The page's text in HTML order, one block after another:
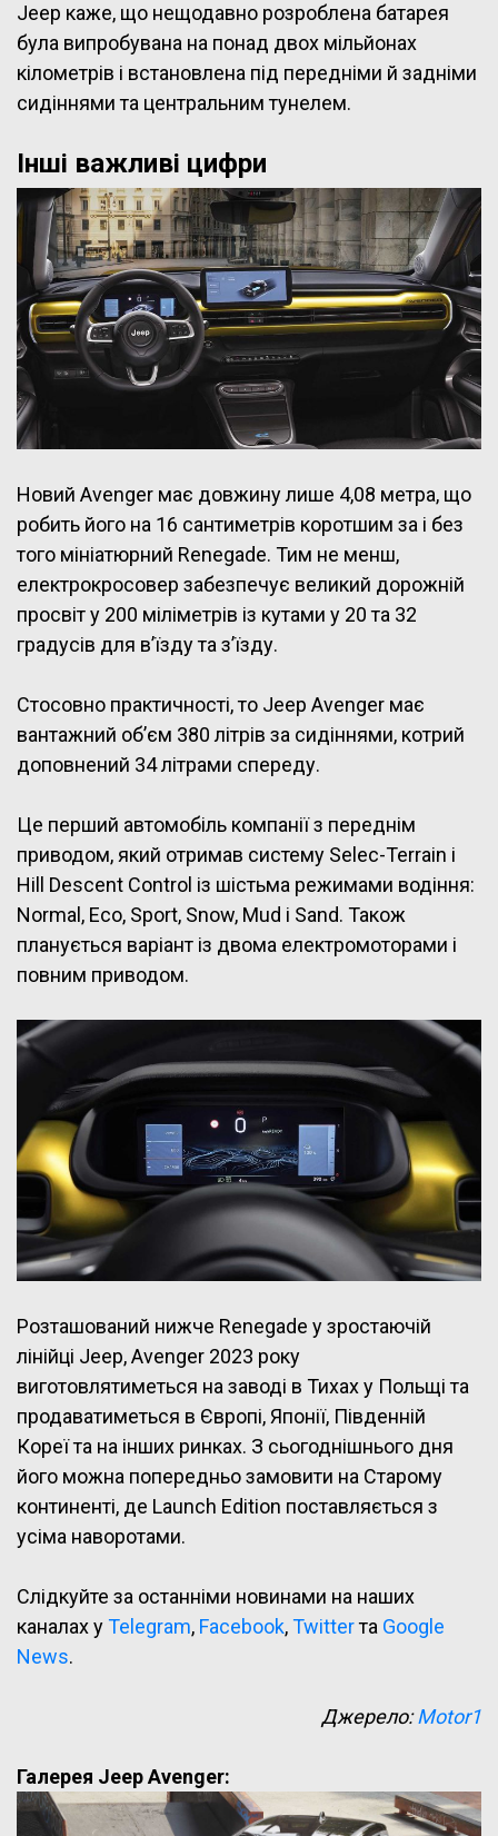
Jeep каже, що нещодавно розроблена батарея
була випробувана на понад двох мільйонах
кілометрів і встановлена під передніми й задніми
сидіннями та центральним тунелем.
Інші важливі цифри
Новий Avenger має довжину лише 4,08 метра, що
робить його на 16 сантиметрів коротшим за і без
того мініатюрний Renegade. Тим не менш,
електрокросовер забезпечує великий дорожній
просвіт у 200 міліметрів із кутами у 20 та 32
градусів для в’їзду та з’їзду.
Стосовно практичності, то Jeep Avenger має
вантажний об’єм 380 літрів за сидіннями, котрий
доповнений 34 літрами спереду.
Це перший автомобіль компанії з переднім
приводом, який отримав систему Selec-Terrain і
Hill Descent Control із шістьма режимами водіння:
Normal, Eco, Sport, Snow, Mud і Sand. Також
планується варіант із двома електромоторами і
повним приводом.
Розташований нижче Renegade у зростаючій
лінійці Jeep, Avenger 2023 року
виготовлятиметься на заводі в Тихах у Польщі та
продаватиметься в Європі, Японії, Південній
Кореї та на інших ринках. З сьогоднішнього дня
його можна попередньо замовити на Старому
континенті, де Launch Edition поставляється з
усіма наворотами.
Слідкуйте за останніми новинами на наших
каналах уTelegram, Facebook,Twitterта Google
News.
Джерело:Motor1
Галерея Jeep Avenger: